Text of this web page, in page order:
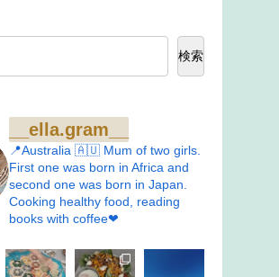
検索
__ella.gram__
📍Australia 🇦🇺 Mum of two girls.
First one was born in Africa and
second one was born in Japan.
Cooking healthy food, reading
books with coffee❤︎